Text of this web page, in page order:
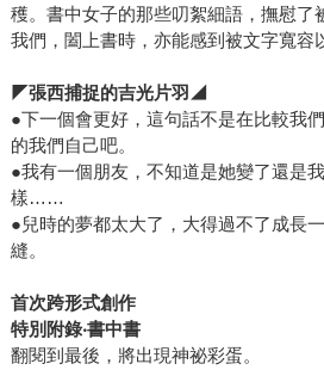
穫。書中女子的那些叨絮細語，撫慰了
我們，闔上書時，亦能感到被文字寬容
◤張西捕捉的吉光片羽◢
●下一個會更好，這句話不是在比較我
的我們自己吧。
●我有一個朋友，不知道是她變了還是
樣……
●兒時的夢都太大了，大得過不了成長
縫。
首次跨形式創作
特別附錄‧書中書
翻閱到最後，將出現神祕彩蛋。